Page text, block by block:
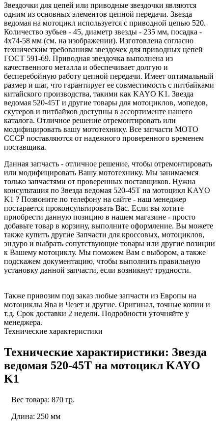
Звездочки для цепей или приводные звездочки являются
одним из основных элементов цепной передачи. Звезда
ведомая на мотоцикл используется с приводной цепью 520.
Количество зубьев - 45, диаметр звезды - 235 мм, посадка -
4х74-58 мм (см. на изображении). Изготовлена согласно
техническим требованиям звездочек для приводных цепей
ГОСТ 591-69. Приводная звездочка выполнена из
качественного металла и обеспечивает долгую и
бесперебойную работу цепной передачи. Имеет оптимальный
размер и шаг, что гарантирует ее совместимость с питбайками
китайского производства, такими как KAYO K1. Звезда
ведомая 520-45Т и другие товары для мотоциклов, мопедов,
скутеров и питбайков доступны в ассортименте нашего
каталога. Отличное решение отремонтировать или
модифицировать вашу мототехнику. Все запчасти МОТО
СССР поставляются от надежного проверенного временем
поставщика.
Данная запчасть - отличное решение, чтобы отремонтировать
или модифицировать Вашу мототехнику. Мы занимаемся
только запчастями от проверенных поставщиков. Нужна
консультация по Звезда ведомая 520-45T на мотоцикл KAYO
K1 ? Позвоните по телефону на сайте - наш менеджер
постарается проконсультировать Вас. Если вы хотите
приобрести данную позицию в нашем магазине - просто
добавьте товар в корзину, выполните оформление. Вы можете
также купить другие Запчасти для кроссовых, мотоциклов,
эндуро и выбрать сопутствующие товары или другие позиции
к Вашему мотоциклу. Мы поможем Вам с выбором, а также
подскажем документацию, чтобы выполнить правильную
установку данной запчасти, если возникнут трудности.
Также привозим под заказ любые запчасти из Европы на
мотоциклы Ява и Чезет и другие. Оригинал, точные копии и
т.д. Срок доставки 2 недели. Подробности уточняйте у
менеджера.
Технические характеристики
Технические характиристики: Звезда
ведомая 520-45T на мотоцикл KAYO
K1
Вес товара: 870 гр.
Длина: 250 мм